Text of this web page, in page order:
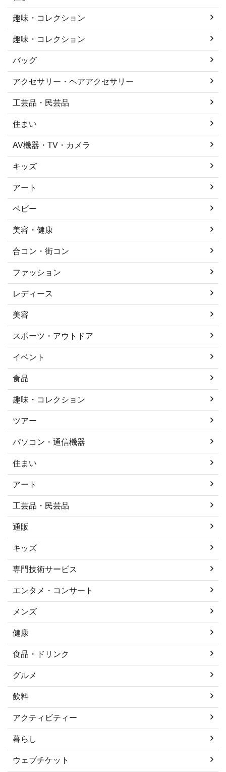
趣味・コレクション
趣味・コレクション
バッグ
アクセサリー・ヘアアクセサリー
工芸品・民芸品
住まい
AV機器・TV・カメラ
キッズ
アート
ベビー
美容・健康
合コン・街コン
ファッション
レディース
美容
スポーツ・アウトドア
イベント
食品
趣味・コレクション
ツアー
パソコン・通信機器
住まい
アート
工芸品・民芸品
通販
キッズ
専門技術サービス
エンタメ・コンサート
メンズ
健康
食品・ドリンク
グルメ
飲料
アクティビティー
暮らし
ウェブチケット